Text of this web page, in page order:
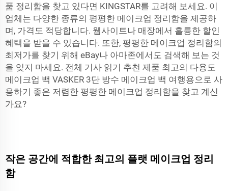
품 정리함을 찾고 있다면 KINGSTAR를 고려해 보세요. 이
업체는 다양한 종류의 평평한 메이크업 정리함을 제공하
며, 가격도 적당합니다. 웹사이트나 매장에서 훌륭한 할인
혜택을 받을 수 있습니다. 또한, 평평한 메이크업 정리함의
최저가를 찾기 위해 eBay나 아마존에서도 검색해 보는 것
을 잊지 마세요. 전체 기사 읽기 추천 제품 최고의 다용도
메이크업 백 VASKER 3단 방수 메이크업 백 여행용으로 사
용하기 좋은 저렴한 평평한 메이크업 정리함을 찾고 계신
가요?
작은 공간에 적합한 최고의 플랫 메이크업 정리
함